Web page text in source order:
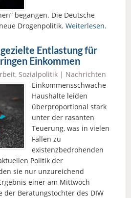
begangen. Die Deutsche
Drogenpolitik. Weiterlesen.
Entlastung für
Einkommen
, Sozialpolitik | Nachrichten
Einkommensschwache
Haushalte leiden
überproportional stark
unter der rasanten
Teuerung, was in vielen
Fällen zu
existenzbedrohenden
Politik der
sie nur unzureichend
einer am Mittwoch
Beratungstochter des DIW